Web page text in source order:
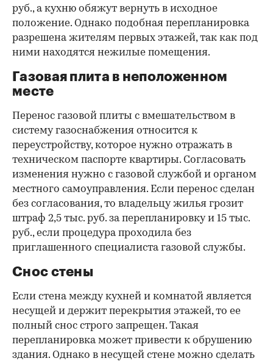
руб., а кухню обяжут вернуть в исходное
положение. Однако подобная перепланировка
разрешена жителям первых этажей, так как под
ними находятся нежилые помещения.
Газовая плита в неположенном
месте
Перенос газовой плиты с вмешательством в
систему газоснабжения относится к
переустройству, которое нужно отражать в
техническом паспорте квартиры. Согласовать
изменения нужно с газовой службой и органом
местного самоуправления. Если перенос сделан
без согласования, то владельцу жилья грозит
штраф 2,5 тыс. руб. за перепланировку и 15 тыс.
руб., если процедура проходила без
приглашенного специалиста газовой службы.
Снос стены
Если стена между кухней и комнатой является
несущей и держит перекрытия этажей, то ее
полный снос строго запрещен. Такая
перепланировка может привести к обрушению
здания. Однако в несущей стене можно сделать